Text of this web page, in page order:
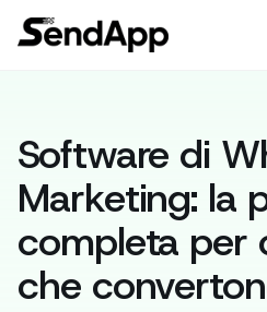
Software di
Marketing: la
completa per
che